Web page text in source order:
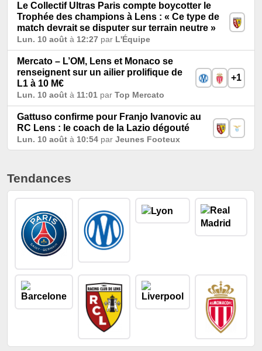
Le Collectif Ultras Paris compte boycotter le
Trophée des champions à Lens : « Ce type de
match devrait se disputer sur terrain neutre »
Lun. 10 août à 12:27 par L'Équipe
Mercato – L’OM, Lens et Monaco se
renseignent sur un ailier prolifique de
L1 à 10 M€
Lun. 10 août à 11:01 par Top Mercato
+1
Gattuso confirme pour Franjo Ivanovic au
RC Lens : le coach de la Lazio dégouté
Lun. 10 août à 10:54 par Jeunes Footeux
Tendances